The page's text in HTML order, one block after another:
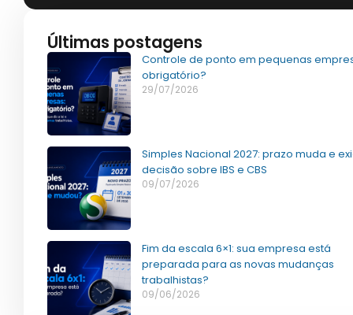
Últimas postagens
Controle de ponto em pequenas
obrigatório?
29/07/2026
Simples Nacional 2027: prazo muda e
decisão sobre IBS e CBS
09/07/2026
Fim da escala 6×1: sua empresa está
preparada para as novas mudanças
trabalhistas?
09/06/2026